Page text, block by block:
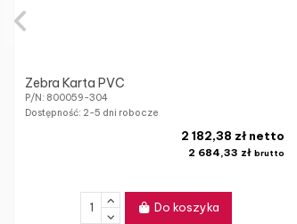
Zebra Karta PVC
P/N: 800059-304
Dostępność: 2-5 dni robocze
2 684,33 złbrutto
2 182,38 zł netto
Do koszyka